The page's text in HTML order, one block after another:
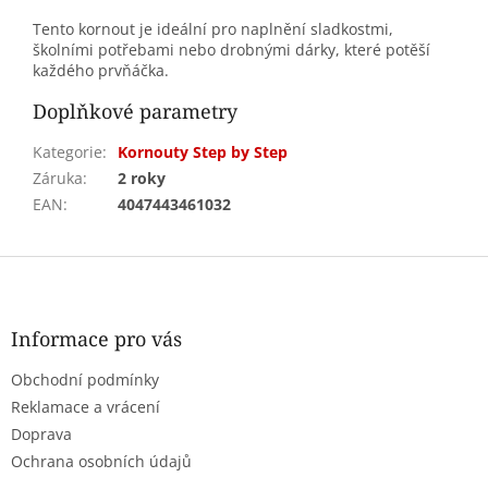
Tento kornout je ideální pro naplnění sladkostmi,
školními potřebami nebo drobnými dárky, které potěší
každého prvňáčka.
Doplňkové parametry
Kategorie:
Kornouty Step by Step
Záruka:
2 roky
EAN: 4047443461032
Z
Informace pro vás
Obchodní podmínky
Reklamace a vrácení
Doprava
Ochrana osobních údajů